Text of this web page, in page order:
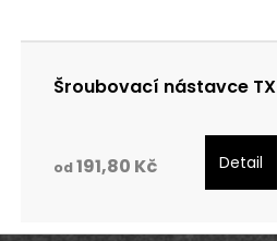
Šroubovací nástavce TX
od191,80 Kč Detail